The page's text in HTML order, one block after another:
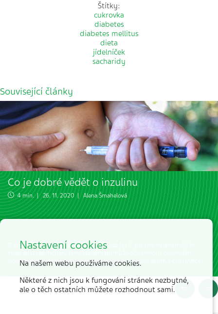
Štítky:
cukrovka
diabetes
diabetes mellitus
dieta
jídelníček
sacharidy
Související články
Co je dobré vědět o inzulinu
4 min. | 26. 11. 2020 |Alena Šmahelová
K léčbě cukrovky se dnes používá řada léků, ale tím nejznámějším
hodnoty glykémie a zabránit komplikacím souvisejícím s cukrovkou.
Nastavení cookies
Na našem webu používáme cookies.
Některé z nich jsou k fungování stránek nezbytné,
ale o těch ostatních můžete rozhodnout sami.